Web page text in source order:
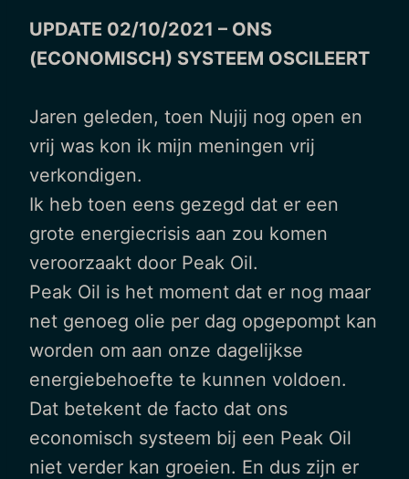
UPDATE 02/10/2021 – ONS
(ECONOMISCH) SYSTEEM OSCILEERT
Jaren geleden, toen Nujij nog open en
vrij was kon ik mijn meningen vrij
verkondigen.
Ik heb toen eens gezegd dat er een
grote energiecrisis aan zou komen
veroorzaakt door Peak Oil.
Peak Oil is het moment dat er nog maar
net genoeg olie per dag opgepompt kan
worden om aan onze dagelijkse
energiebehoefte te kunnen voldoen.
Dat betekent de facto dat ons
economisch systeem bij een Peak Oil
niet verder kan groeien. En dus zijn er